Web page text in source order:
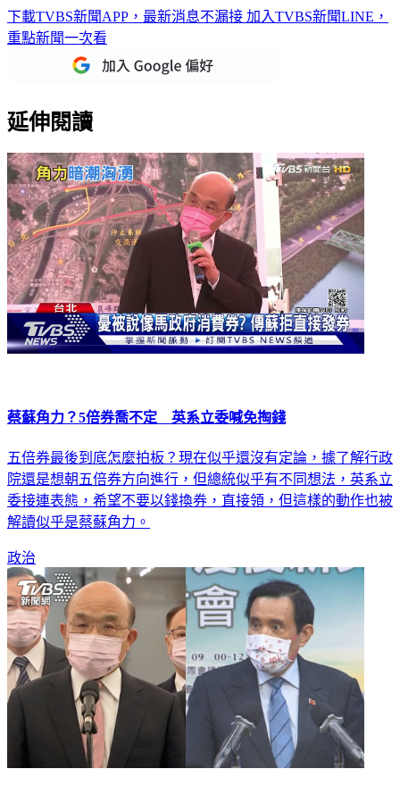
下載TVBS新聞APP，最新消息不漏接 加入TVBS新聞LINE，
重點新聞一次看
延伸閱讀
蔡蘇角力？5倍券喬不定 英系立委喊免掏錢
五倍券最後到底怎麼拍板？現在似乎還沒有定論，據了解行政
院還是想朝五倍券方向進行，但總統似乎有不同想法，英系立
委接連表態，希望不要以錢換券，直接領，但這樣的動作也被
解讀似乎是蔡蘇角力。
政治